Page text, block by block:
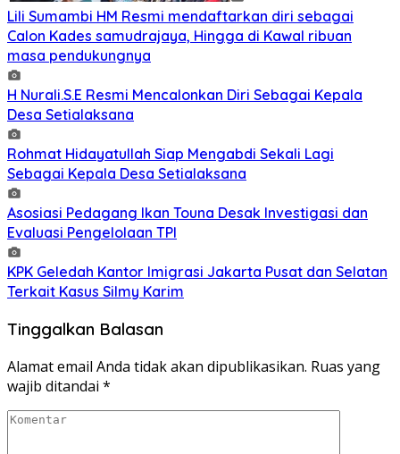
Lili Sumambi HM Resmi mendaftarkan diri sebagai
Calon Kades samudrajaya, Hingga di Kawal ribuan
masa pendukungnya
H Nurali.S.E Resmi Mencalonkan Diri Sebagai Kepala
Desa Setialaksana
Rohmat Hidayatullah Siap Mengabdi Sekali Lagi
Sebagai Kepala Desa Setialaksana
Asosiasi Pedagang Ikan Touna Desak Investigasi dan
Evaluasi Pengelolaan TPI
KPK Geledah Kantor Imigrasi Jakarta Pusat dan Selatan
Terkait Kasus Silmy Karim
Tinggalkan Balasan
Alamat email Anda tidak akan dipublikasikan. Ruas yang
wajib ditandai *